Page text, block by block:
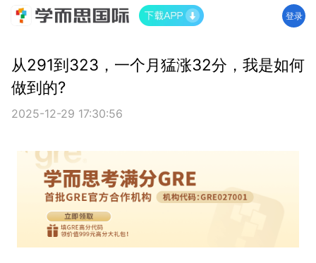
登录
从291到323，一个月猛涨32分，我是如何
做到的?
2025-12-29 17:30:56